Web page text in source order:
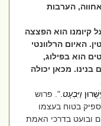
הערבות
הוא הפצצה
הרלוונטי
הוא בפילוג,
מכאן יכולה
וַיִּבְעָט.". פרוש
בטוח בעצמו
בדרכי האמת